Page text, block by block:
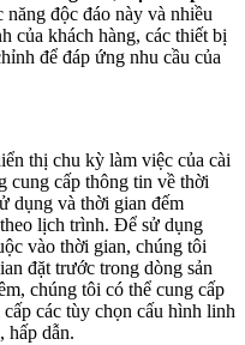
độc đáo này và nhiều
của khách hàng, các thiết bị
để đáp ứng nhu cầu của
thị chu kỳ làm việc của cài
cung cấp thông tin về thời
dụng và thời gian đếm
lịch trình. Để sử dụng
vào thời gian, chúng tôi
đặt trước trong dòng sản
chúng tôi có thể cung cấp
các tùy chọn cấu hình linh
hấp dẫn.